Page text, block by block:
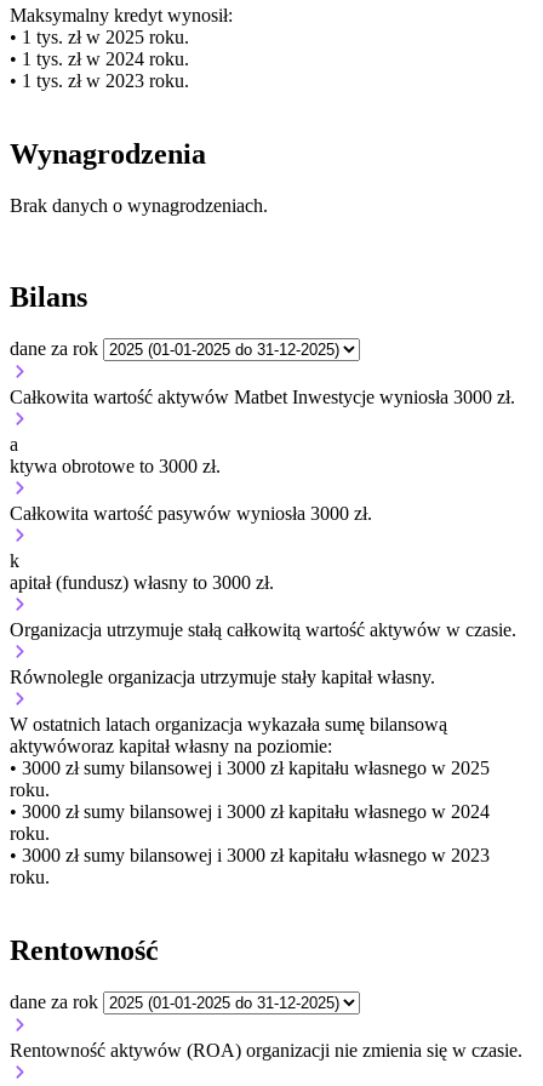
Maksymalny kredyt wynosił:
• 1 tys. zł w 2025 roku.
• 1 tys. zł w 2024 roku.
• 1 tys. zł w 2023 roku.
Wynagrodzenia
Brak danych o wynagrodzeniach.
Bilans
dane za rok
Całkowita wartość aktywów Matbet Inwestycje wyniosła 3000 zł.
a
ktywa obrotowe to 3000 zł.
Całkowita wartość pasywów wyniosła 3000 zł.
k
apitał (fundusz) własny to 3000 zł.
Organizacja utrzymuje stałą całkowitą wartość aktywów w czasie.
Równolegle organizacja utrzymuje stały kapitał własny.
W ostatnich latach organizacja wykazała sumę bilansową
aktywóworaz kapitał własny na poziomie:
• 3000 złsumy bilansowej i 3000 zł kapitału własnego w 2025
roku.
• 3000 złsumy bilansowej i 3000 zł kapitału własnego w 2024
roku.
• 3000 złsumy bilansowej i 3000 zł kapitału własnego w 2023
roku.
Rentowność
dane za rok
Rentowność aktywów (ROA) organizacji nie zmienia się w czasie.